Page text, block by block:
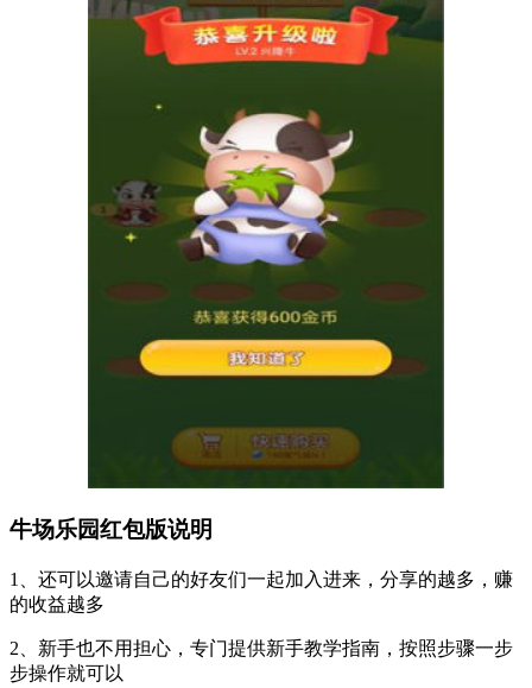
牛场乐园红包版说明
1、还可以邀请自己的好友们一起加入进来，分享的越多，赚
的收益越多
2、新手也不用担心，专门提供新手教学指南，按照步骤一步
步操作就可以